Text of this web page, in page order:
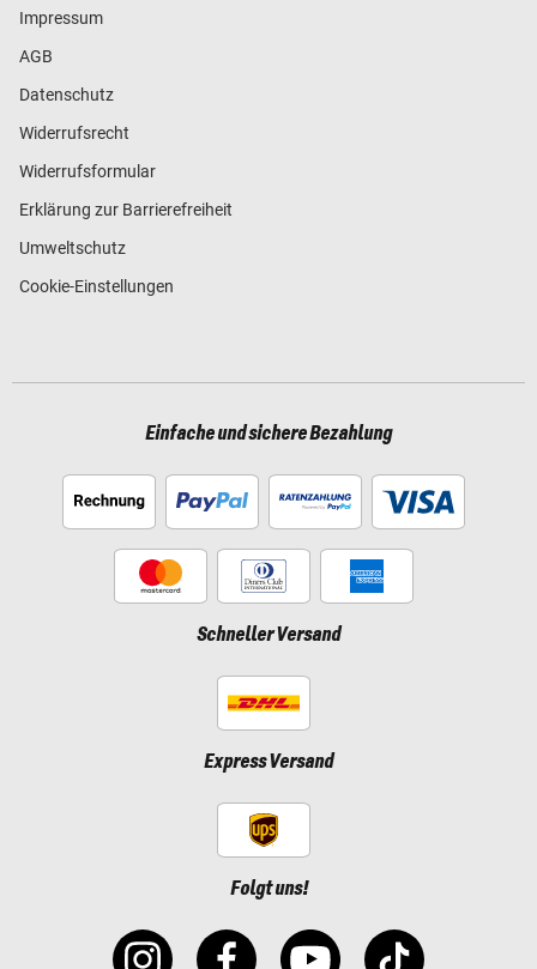
Impressum
AGB
Datenschutz
Widerrufsrecht
Widerrufsformular
Erklärung zur Barrierefreiheit
Umweltschutz
Cookie-Einstellungen
Einfache und sichere Bezahlung
Schneller Versand
Express Versand
Folgt uns!